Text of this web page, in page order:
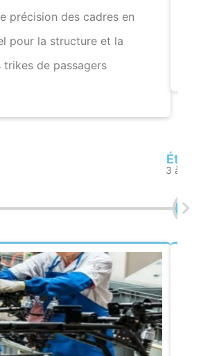
précision des cadres en
pour la structure et la
de passagers
3 à 5